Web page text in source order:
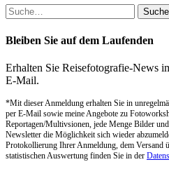
Suche
nach:
Bleiben Sie auf dem Laufenden
Erhalten Sie Reisefotografie-News
E-Mail.
*Mit dieser Anmeldung erhalten Sie in
per E-Mail sowie meine Angebote zu
Reportagen/Multivsionen, jede Menge Bilder
Newsletter die Möglichkeit sich wieder
Protokollierung Ihrer Anmeldung, dem Versand
statistischen Auswertung finden Sie in der